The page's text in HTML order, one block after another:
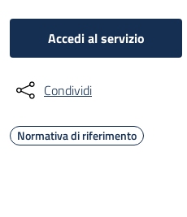
Accedi al servizio
Condividi
Normativa di riferimento